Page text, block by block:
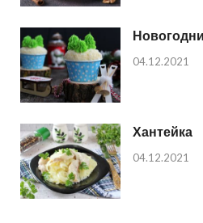
04.12.2021
Хантейка
04.12.2021